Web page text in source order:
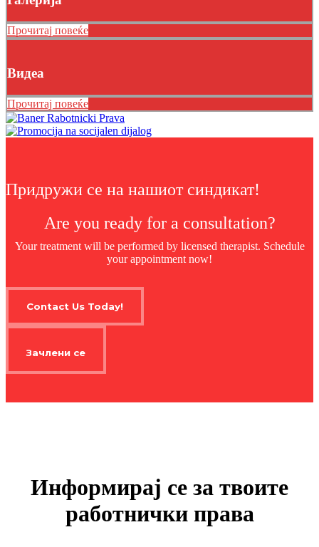
Прочитај повеќе
Видеа
Прочитај повеќе
Придружи се на нашиот синдикат!
Are you ready for a consultation?
Your treatment will be performed by licensed therapist. Schedule
your appointment now!
Contact Us Today!
Зачлени се
Информирај се за твоите
работнички права